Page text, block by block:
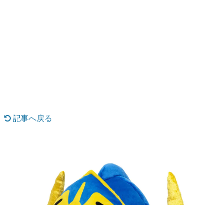
ゲームが変えた日本語
「経験値」「裏技」「ラスボス」… ゲームにまつわる言葉
の起源や用法の変遷を、コンピューター文化史研究家・タ
イニーP氏が徹底調査。
記事へ戻る